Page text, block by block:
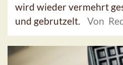
wird wieder vermehrt
und gebrutzelt.
Von